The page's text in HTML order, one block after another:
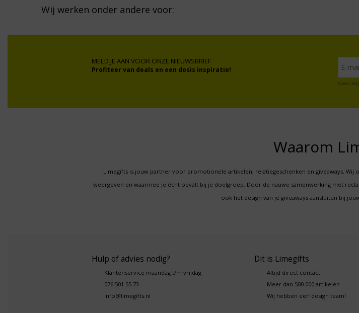
Wij werken onder andere voor:
MELD JE AAN VOOR ONZE NIEUWSBRIEF
Profiteer van deals en een dosis inspiratie!
Geen
Waarom
Limegifts is jouw partner voor promotionele artikelen, relatiegeschenken en giveaways.
weergeven en waarmee je écht opvalt bij je doelgroep. Door de nauwe samenwerking met
ook het design van je giveaways aansluiten bij
Hulp of advies nodig?
Klantenservice maandag t/m vrijdag
076 501 55 73
info@limegifts.nl
Dit is Limegifts
Altijd direct contact
Meer dan 500.000 artikelen
Wij hebben een design team!